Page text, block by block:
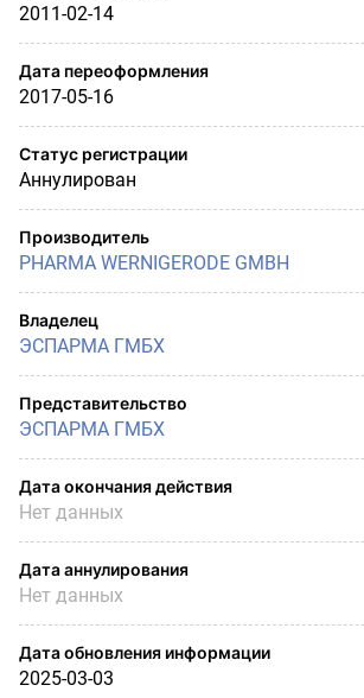
2011-02-14
Дата переоформления
2017-05-16
Статус регистрации
Аннулирован
Производитель
PHARMA WERNIGERODE GMBH
Владелец
ЭСПАРМА ГМБХ
Представительство
ЭСПАРМА ГМБХ
Дата окончания действия
Нет данных
Дата аннулирования
Нет данных
Дата обновления информации
2025-03-03